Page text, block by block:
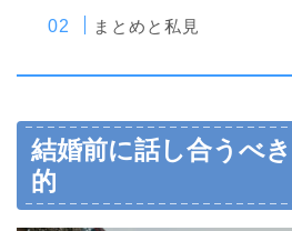
まとめと私見
結婚前に話し合うべ
的